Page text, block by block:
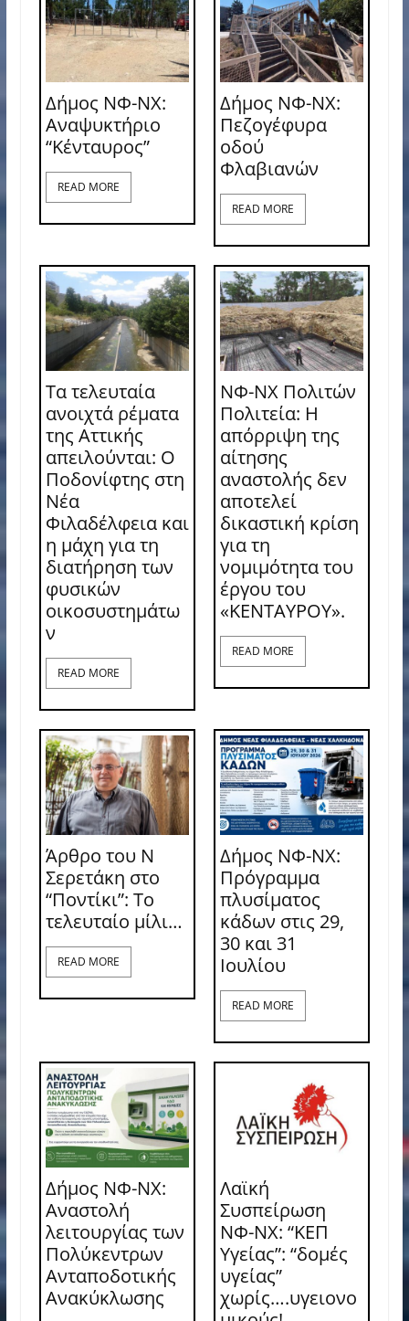
Δήμος ΝΦ-ΝΧ:
Αναψυκτήριο
“Κένταυρος”
READ MORE
Δήμος ΝΦ-ΝΧ:
Πεζογέφυρα
οδού
Φλαβιανών
READ MORE
Τα τελευταία
ανοιχτά ρέματα
της Αττικής
απειλούνται: Ο
Ποδονίφτης στη
Νέα
Φιλαδέλφεια και
η μάχη για τη
διατήρηση των
φυσικών
οικοσυστημάτω
ν
READ MORE
ΝΦ-ΝΧ Πολιτών
Πολιτεία: Η
απόρριψη της
αίτησης
αναστολής δεν
αποτελεί
δικαστική κρίση
για τη
νομιμότητα του
έργου του
«ΚΕΝΤΑΥΡΟΥ».
READ MORE
Άρθρο του Ν
Σερετάκη στο
“Ποντίκι”: Το
τελευταίο μίλι…
READ MORE
Δήμος ΝΦ-ΝΧ:
Πρόγραμμα
πλυσίματος
κάδων στις 29,
30 και 31
Ιουλίου
READ MORE
Δήμος ΝΦ-ΝΧ:
Αναστολή
λειτουργίας των
Πολύκεντρων
Ανταποδοτικής
Ανακύκλωσης
Λαϊκή
Συσπείρωση
ΝΦ-ΝΧ: “ΚΕΠ
Υγείας”: “δομές
υγείας”
χωρίς….υγειονο